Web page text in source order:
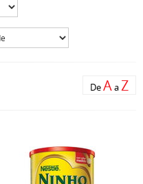
DeAaZ